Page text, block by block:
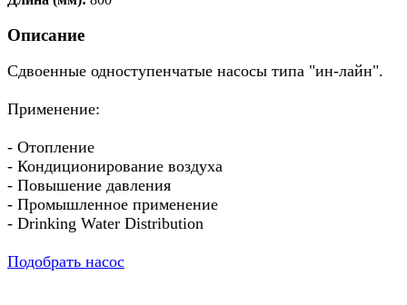
Описание
Сдвоенные одноступенчатые насосы типа "ин-лайн".
Применение:
- Отопление
- Кондиционирование воздуха
- Повышение давления
- Промышленное применение
- Drinking Water Distribution
Подобрать насос